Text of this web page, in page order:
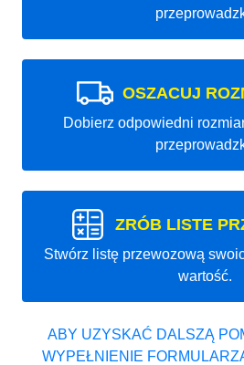
OSZACUJ
Dobierz odpowiedni
ZRÓB LISTE
Stwórz listę przewozową
wartość.
ABY UZYSKAĆ DALSZĄ
WYPEŁNIENIE